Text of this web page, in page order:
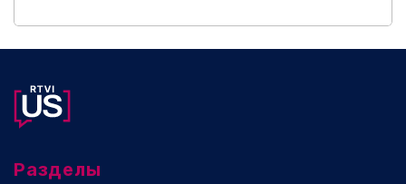
Разделы